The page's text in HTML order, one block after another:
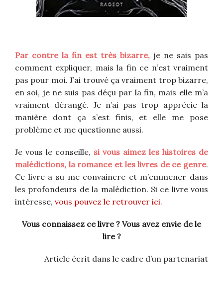
Par contre la fin est très bizarre, je ne sais pas
comment expliquer, mais la fin ce n’est vraiment
pas pour moi. J’ai trouvé ça vraiment trop bizarre,
en soi, je ne suis pas déçu par la fin, mais elle m’a
vraiment dérangé. Je n’ai pas trop apprécie la
manière dont ça s’est finis, et elle me pose
problème et me questionne aussi.
Je vous le conseille, si vous aimez les histoires de
malédictions, la romance et les livres de ce genre.
Ce livre a su me convaincre et m’emmener dans
les profondeurs de la malédiction. Si ce livre vous
intéresse, vous pouvez le retrouver ici.
Vous connaissez ce livre ? Vous avez envie de le
lire ?
Article écrit dans le cadre d’un partenariat